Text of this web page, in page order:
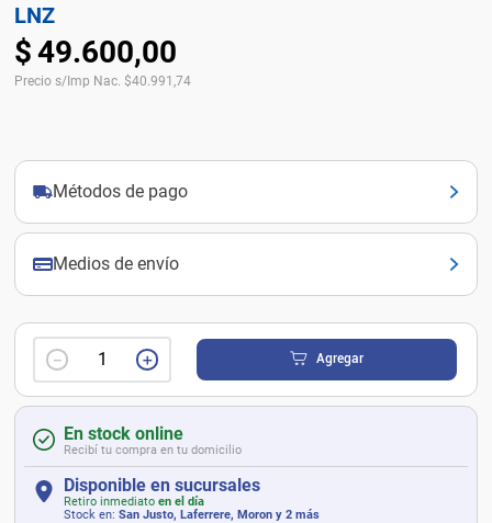
LNZ
$49.600,00
Precio s/Imp Nac. $40.991,74
Métodos de pago
Medios de envío
＋
－ Agregar
En stock online
Recibí tu compra en tu domicilio
Disponible en sucursales
Retiro inmediato en el día
Stock en: San Justo, Laferrere, Moron y 2 más